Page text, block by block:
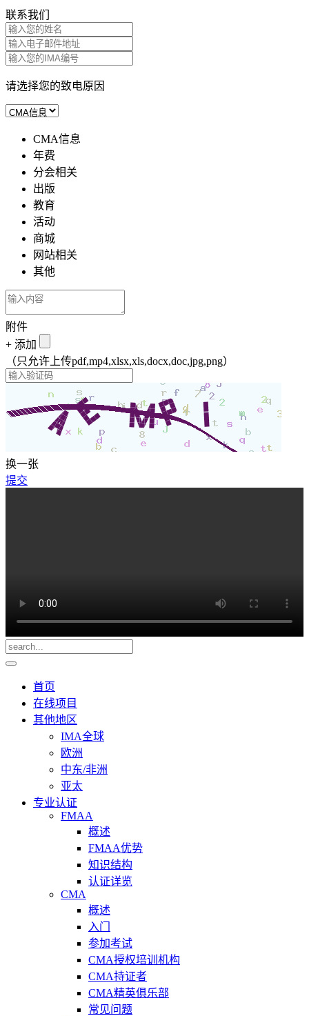
联系我们
请选择您的致电原因
CMA信息
年费
分会相关
出版
教育
活动
商城
网站相关
其他
附件
+ 添加
（只允许上传pdf,mp4,xlsx,xls,docx,doc,jpg,png）
换一张
提交
首页
在线项目
其他地区
IMA全球
欧洲
中东/非洲
亚太
专业认证
FMAA
概述
FMAA优势
知识结构
认证详览
CMA
概述
入门
参加考试
CMA授权培训机构
CMA持证者
CMA精英俱乐部
常见问题